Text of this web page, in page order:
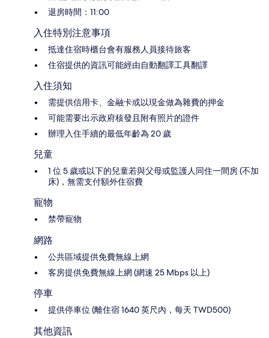
退房時間：11:00
入住特別注意事項
抵達住宿時櫃台會有服務人員接待旅客
住宿提供的資訊可能經由自動翻譯工具翻譯
入住須知
需提供信用卡、金融卡或以現金做為雜費的押金
可能需要出示政府核發且附有照片的證件
辦理入住手續的最低年齡為 20 歲
兒童
1 位 5 歲或以下的兒童若與父母或監護人同住一間房 (不加
床)，無需支付額外住宿費
寵物
禁帶寵物
網路
公共區域提供免費無線上網
客房提供免費無線上網 (網速 25 Mbps 以上)
停車
提供停車位 (離住宿 1640 英尺內，每天 TWD500)
其他資訊